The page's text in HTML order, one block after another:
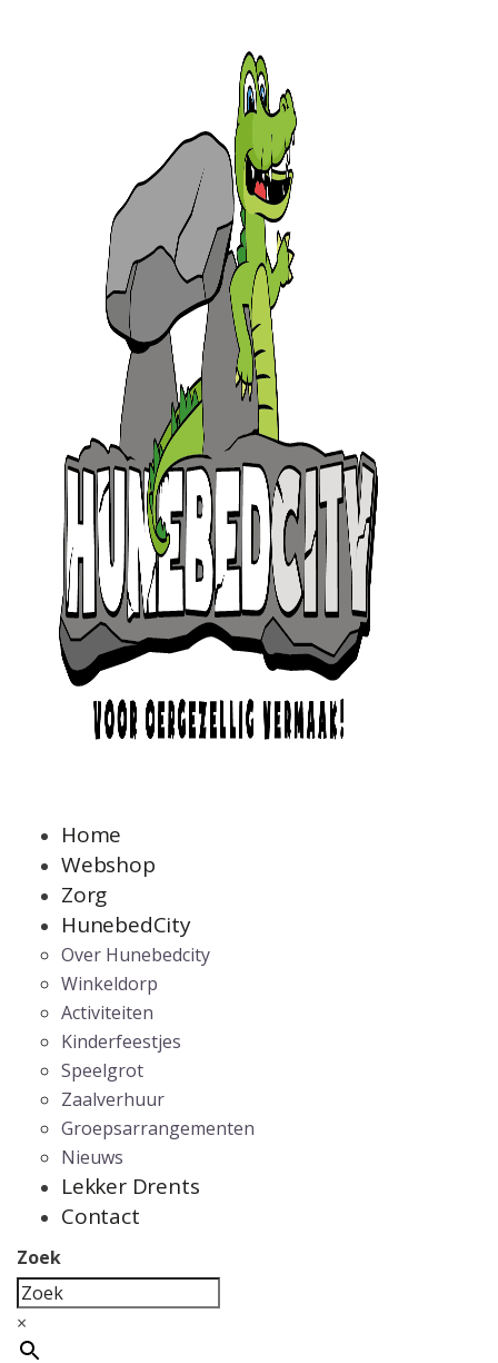
Home
Webshop
Zorg
HunebedCity
Over Hunebedcity
Winkeldorp
Activiteiten
Kinderfeestjes
Speelgrot
Zaalverhuur
Groepsarrangementen
Nieuws
Lekker Drents
Contact
Zoek
×